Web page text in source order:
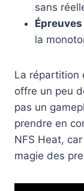
sans
la
La répartition
offre un peu
pas un
prendre en
NFS Heat,
magie des